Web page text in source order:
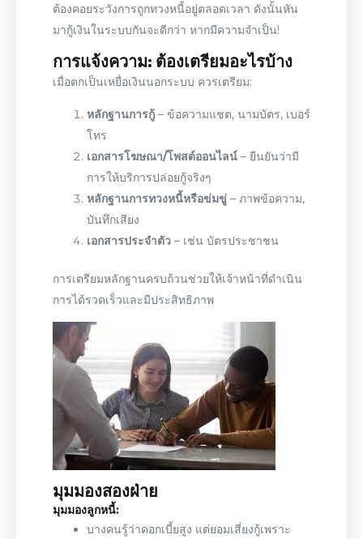
ต้องคอยระวังการถูกทวงหนี้อยู่ตลอดเวลา ดังนั้นหัน
มากู้เงินในระบบกันจะดีกว่า หากมีความจำเป็น!
การแจ้งความ: ต้องเตรียมอะไรบ้าง
เมื่อตกเป็นเหยื่อเงินนอกระบบ ควรเตรียม:
หลักฐานการกู้ – ข้อความแชต, นามบัตร, เบอร์
โทร
เอกสารโฆษณา/โพสต์ออนไลน์ – ยืนยันว่ามี
การให้บริการปล่อยกู้จริงๆ
หลักฐานการทวงหนี้หรือข่มขู่ – ภาพข้อความ,
บันทึกเสียง
เอกสารประจำตัว – เช่น บัตรประชาชน
การเตรียมหลักฐานครบถ้วนช่วยให้เจ้าหน้าที่ดำเนิน
การได้รวดเร็วและมีประสิทธิภาพ
มุมมองสองฝ่าย
มุมมองลูกหนี้:
บางคนรู้ว่าดอกเบี้ยสูง แต่ยอมเสี่ยงกู้เพราะ